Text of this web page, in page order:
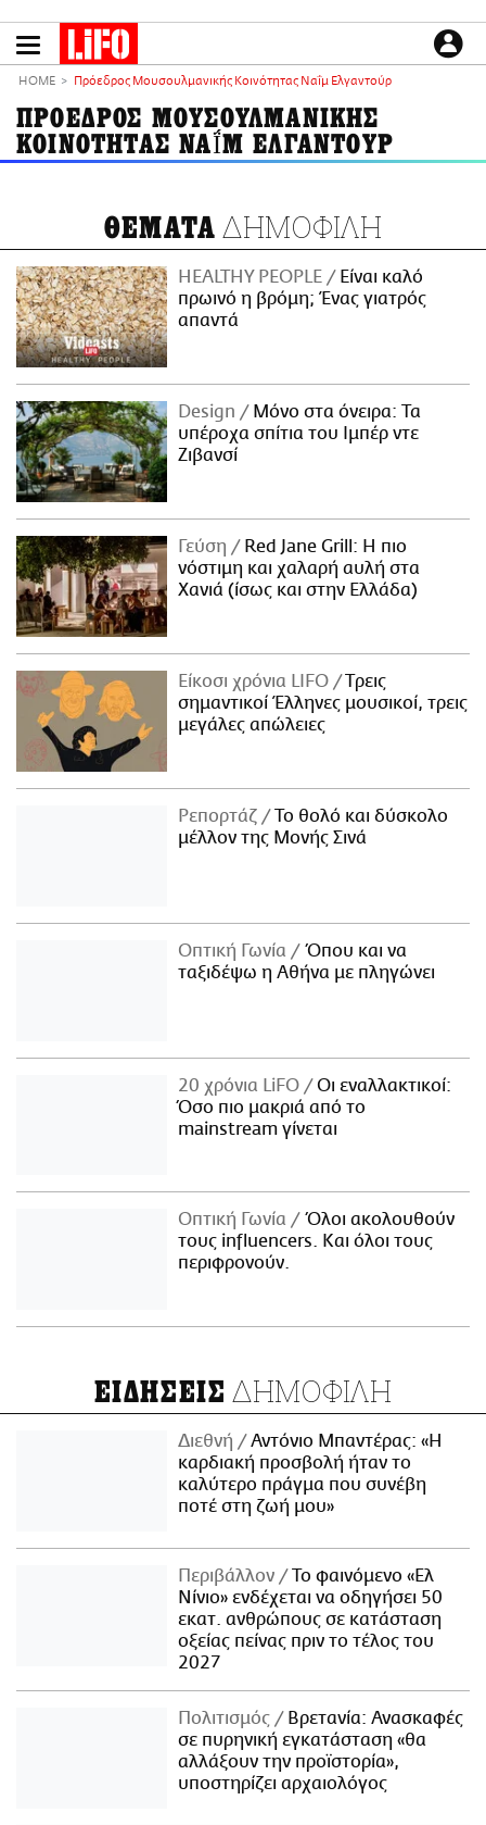
το
κυρίως
LIFO SHOP
NEWSLETTER
ΜΙΚΡΟΠΡΑΓΜΑΤΑ
THE GOOD LIFO
LIFOLAND
CITY GUIDE
ΑΜΠΑ
PRINT
ΕΙΔΗΣΕΙΣ
CULTURE
ΑΠΟΨΕΙΣ
PODCASTS
Plus
HOME Πρόεδρος Μουσουλμανικής Κοινότητας Ναΐμ Ελγαντούρ
ΠΡΟΕΔΡΟΣ ΜΟΥΣΟΥΛΜΑΝΙΚΗΣ
ΚΟΙΝΟΤΗΤΑΣ ΝΑΪ́Μ ΕΛΓΑΝΤΟΥΡ
ΘΕΜΑΤΑ ΔΗΜΟΦΙΛΗ
HEALTHY PEOPLE
Είναι καλό
πρωινό η βρόμη; Ένας γιατρός
απαντά
Design
Μόνο στα όνειρα: Τα
υπέροχα σπίτια του Ιμπέρ ντε
Ζιβανσί
Γεύση
Red Jane Grill: Η πιο
νόστιμη και χαλαρή αυλή στα
Χανιά (ίσως και στην Ελλάδα)
Είκοσι χρόνια LIFO
Tρεις
σημαντικοί Έλληνες μουσικοί, τρεις
μεγάλες απώλειες
Ρεπορτάζ
Το θολό και δύσκολο
μέλλον της Μονής Σινά
Οπτική Γωνία
Όπου και να
ταξιδέψω η Αθήνα με πληγώνει
20 χρόνια LiFO
Οι εναλλακτικοί:
Όσο πιο μακριά από το
mainstream γίνεται
Οπτική Γωνία
Όλοι ακολουθούν
τους influencers. Και όλοι τους
περιφρονούν.
ΕΙΔΗΣΕΙΣ ΔΗΜΟΦΙΛΗ
Διεθνή
Αντόνιο Μπαντέρας: «Η
καρδιακή προσβολή ήταν το
καλύτερο πράγμα που συνέβη
ποτέ στη ζωή μου»
Περιβάλλον
Το φαινόμενο «Ελ
Νίνιο» ενδέχεται να οδηγήσει 50
εκατ. ανθρώπους σε κατάσταση
οξείας πείνας πριν το τέλος του
2027
Πολιτισμός
Βρετανία: Ανασκαφές
σε πυρηνική εγκατάσταση «θα
αλλάξουν την προϊστορία»,
υποστηρίζει αρχαιολόγος